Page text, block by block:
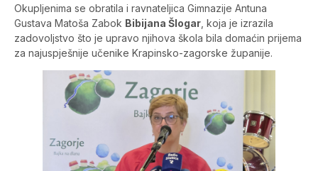
Okupljenima se obratila i ravnateljica Gimnazije Antuna
Gustava Matoša Zabok Bibijana Šlogar , koja je izrazila
zadovoljstvo što je upravo njihova škola bila domaćin prijema
za najuspješnije učenike Krapinsko-zagorske županije.